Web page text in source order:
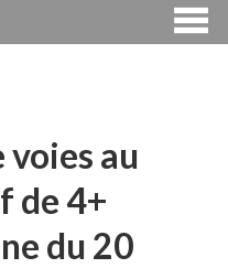
au
de 4+
du 20